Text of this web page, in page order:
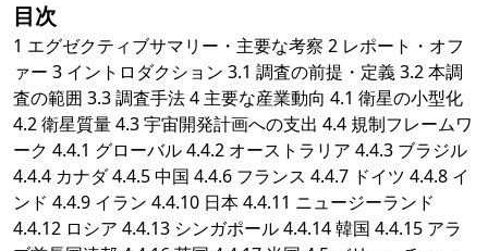
目次
1 エグゼクティブサマリー・主要な考察 2 レポート・オフ
ァー 3 イントロダクション 3.1 調査の前提・定義 3.2 本調
査の範囲 3.3 調査手法 4 主要な産業動向 4.1 衛星の小型化
4.2 衛星質量 4.3 宇宙開発計画への支出 4.4 規制フレームワ
ーク 4.4.1 グローバル 4.4.2 オーストラリア 4.4.3 ブラジル
4.4.4 カナダ 4.4.5 中国 4.4.6 フランス 4.4.7 ドイツ 4.4.8 イ
ンド 4.4.9 イラン 4.4.10 日本 4.4.11 ニュージーランド
4.4.12 ロシア 4.4.13 シンガポール 4.4.14 韓国 4.4.15 アラ